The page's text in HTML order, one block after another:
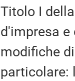
Titolo I
d'impresa e
modifiche
particolare: